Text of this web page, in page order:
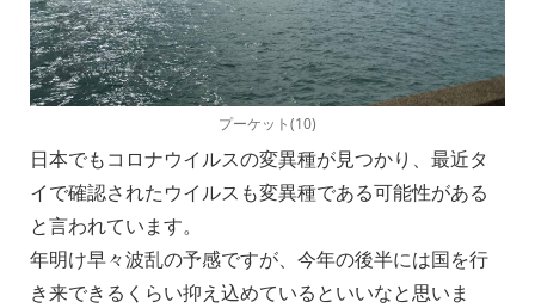
プーケット(10)
日本でもコロナウイルスの変異種が見つかり、最近タ
イで確認されたウイルスも変異種である可能性がある
と言われています。
年明け早々波乱の予感ですが、今年の後半には国を行
き来できるくらい抑え込めているといいなと思いま